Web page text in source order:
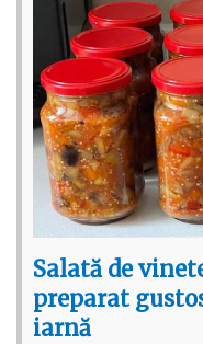
Salată de
preparat
iarnă